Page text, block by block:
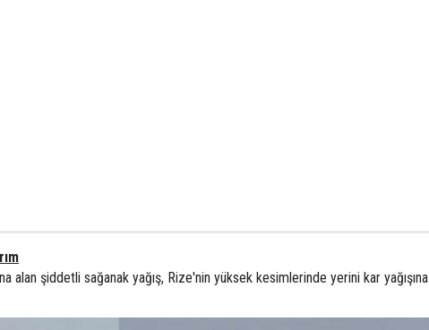
alan şiddetli sağanak yağış, Rize'nin yüksek kesimlerinde yerini kar yağışına